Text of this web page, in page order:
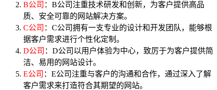
B公司 ：B公司注重技术研发和创新，为客户提供高品
质、安全可靠的网站解决方案。
C公司 ：C公司拥有一支专业的设计和开发团队，能够根
据客户需求进行个性化定制。
D公司 ：D公司以用户体验为中心，致厉于为客户提供简
洁、易用的网站设计。
E公司 ：E公司注重与客户的沟通和合作，通过深入了解
客户需求来打造符合其期望的网站。